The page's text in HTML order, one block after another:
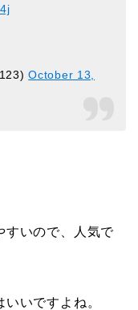
October 13,
すいので、人気で
いですよね。